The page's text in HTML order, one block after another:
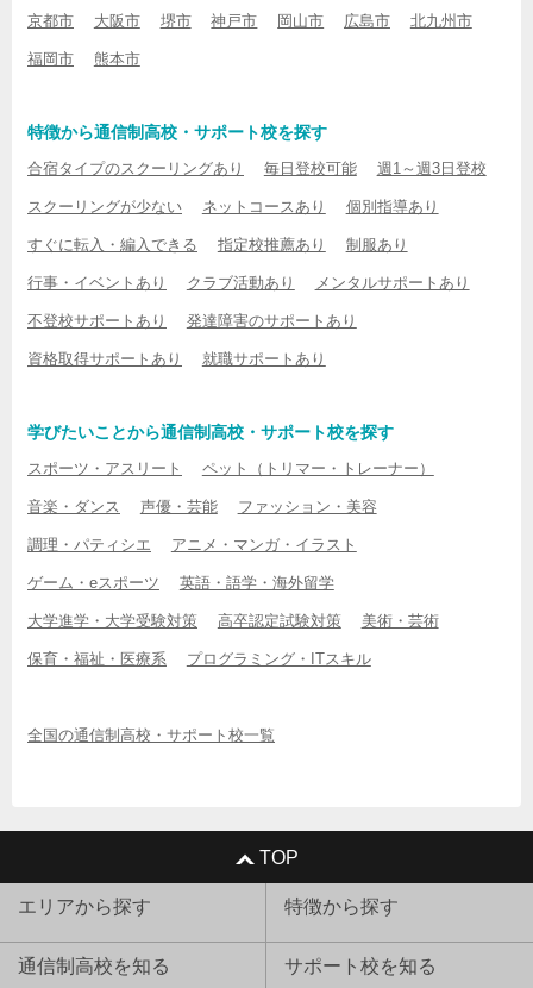
京都市 大阪市 堺市 神戸市 岡山市 広島市 北九州市
福岡市 熊本市
特徴から通信制高校・サポート校を探す
合宿タイプのスクーリングあり 毎日登校可能 週1～週3日登校
スクーリングが少ない ネットコースあり 個別指導あり
すぐに転入・編入できる 指定校推薦あり 制服あり
行事・イベントあり クラブ活動あり メンタルサポートあり
不登校サポートあり 発達障害のサポートあり
資格取得サポートあり 就職サポートあり
学びたいことから通信制高校・サポート校を探す
スポーツ・アスリート ペット（トリマー・トレーナー）
音楽・ダンス 声優・芸能 ファッション・美容
調理・パティシエ アニメ・マンガ・イラスト
ゲーム・eスポーツ 英語・語学・海外留学
大学進学・大学受験対策 高卒認定試験対策 美術・芸術
保育・福祉・医療系 プログラミング・ITスキル
全国の通信制高校・サポート校一覧
TOP
エリアから探す 特徴から探す
通信制高校を知る サポート校を知る